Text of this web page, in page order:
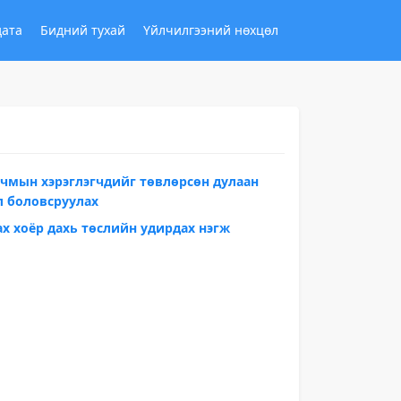
Бидний тухай Үйлчилгээний нөхцөл
хэрэглэгчдийг төвлөрсөн дулаан
хоёр дахь төслийн удирдах нэгж